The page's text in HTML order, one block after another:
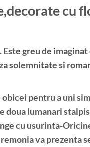
cu
greu de
solemnitate si
pentru a uni
lumanari
cu usurinta-
va